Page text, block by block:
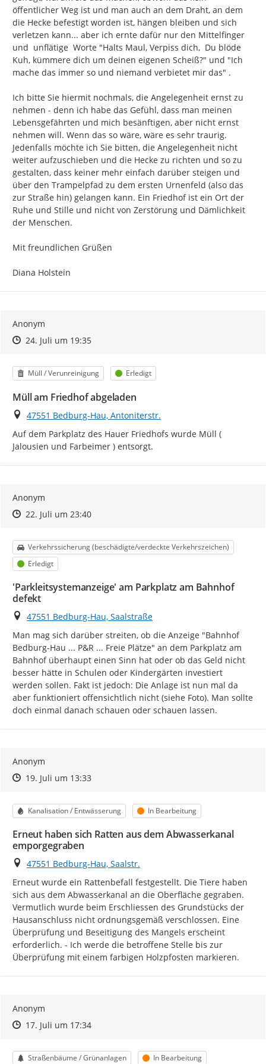
öffentlicher Weg ist und man auch an dem Draht, an dem
die Hecke befestigt worden ist, hängen bleiben und sich
verletzen kann... aber ich ernte dafür nur den Mittelfinger
und  unflätige  Worte "Halts Maul, Verpiss dich,  Du blöde
Kuh, kümmere dich um deinen eigenen Scheiß?" und "Ich
mache das immer so und niemand verbietet mir das" .
Ich bitte Sie hiermit nochmals, die Angelegenheit ernst zu
nehmen - denn ich habe das Gefühl, dass man meinen
Lebensgefährten und mich besänftigen, aber nicht ernst
nehmen will. Wenn das so wäre, wäre es sehr traurig.
Jedenfalls möchte ich Sie bitten, die Angelegenheit nicht
weiter aufzuschieben und die Hecke zu richten und so zu
gestalten, dass keiner mehr einfach darüber steigen und
über den Trampelpfad zu dem ersten Urnenfeld (also das
zur Straße hin) gelangen kann. Ein Friedhof ist ein Ort der
Ruhe und Stille und nicht von Zerstörung und Dämlichkeit
der Menschen.
Mit freundlichen Grüßen
Diana Holstein
Anonym
Zeitpunkt des Erstellens
Zeitpunkt des Erstellens
24. Juli um 19:35Zur Äußerung
Kategorie
Müll / Verunreinigung Status
Erledigt
Müll am Friedhof abgeladen
Ort
47551 Bedburg-Hau, Antoniterstr.
Auf dem Parkplatz des Hauer Friedhofs wurde Müll (
Jalousien und Farbeimer ) entsorgt.
Anonym
Zeitpunkt des Erstellens
Zeitpunkt des Erstellens
22. Juli um 23:40Zur Äußerung
Kategorie
Verkehrssicherung (beschädigte/verdeckte Verkehrszeichen)
Status
Erledigt
'Parkleitsystemanzeige' am Parkplatz am Bahnhof
defekt
Ort
47551 Bedburg-Hau, Saalstraße
Man mag sich darüber streiten, ob die Anzeige "Bahnhof
Bedburg-Hau ... P&R ... Freie Plätze" an dem Parkplatz am
Bahnhof überhaupt einen Sinn hat oder ob das Geld nicht
besser hätte in Schulen oder Kindergärten investiert
werden sollen. Fakt ist jedoch: Die Anlage ist nun mal da
aber funktioniert offensichtlich nicht (siehe Foto). Man sollte
doch einmal danach schauen oder schauen lassen.
Anonym
Zeitpunkt des Erstellens
Zeitpunkt des Erstellens
19. Juli um 13:33Zur Äußerung
Kategorie
Kanalisation / Entwässerung Status
In Bearbeitung
Erneut haben sich Ratten aus dem Abwasserkanal
emporgegraben
Ort
47551 Bedburg-Hau, Saalstr.
Erneut wurde ein Rattenbefall festgestellt. Die Tiere haben
sich aus dem Abwasserkanal an die Oberfläche gegraben.
Vermutlich wurde beim Erschliessen des Grundstücks der
Hausanschluss nicht ordnungsgemäß verschlossen. Eine
Überprüfung und Beseitigung des Mangels erscheint
erforderlich. - Ich werde die betroffene Stelle bis zur
Überprüfung mit einem farbigen Holzpfosten markieren.
Anonym
Zeitpunkt des Erstellens
Zeitpunkt des Erstellens
17. Juli um 17:34Zur Äußerung
Kategorie
Straßenbäume / Grünanlagen Status
In Bearbeitung